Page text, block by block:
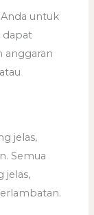
untuk
dapat
anggaran
jelas,
Semua
jelas,